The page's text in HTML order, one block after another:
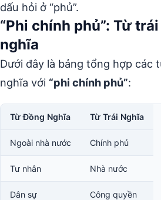
dấu hỏi ở “phủ”.
“Phi chính phủ”: Từ
nghĩa
Dưới đây là bảng tổng hợp các
nghĩa với “phi chính phủ”:
Từ Đồng Nghĩa Từ Trái Nghĩa
Ngoài nhà nước Chính phủ
Tư nhân Nhà nước
Dân sự Công quyền